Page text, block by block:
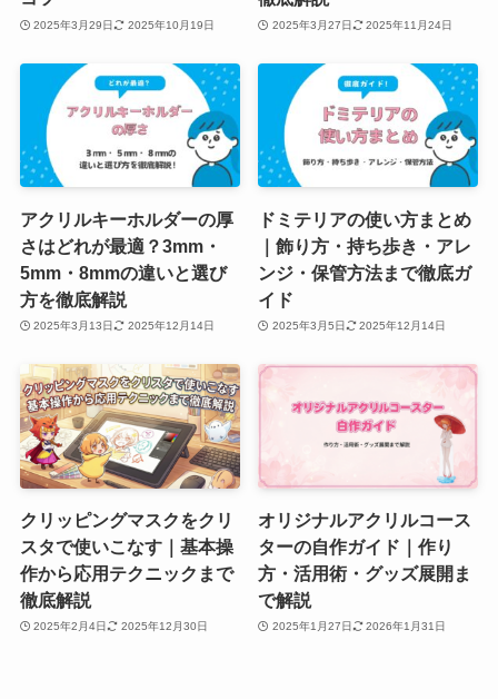
2025年3月29日 2025年10月19日 2025年3月27日 2025年11月24日
アクリルキーホルダーの厚
さはどれが最適？3mm・
5mm・8mmの違いと選び
方を徹底解説
2025年3月13日 2025年12月14日
ドミテリアの使い方まとめ
｜飾り方・持ち歩き・アレ
ンジ・保管方法まで徹底ガ
イド
2025年3月5日 2025年12月14日
クリッピングマスクをクリ
スタで使いこなす｜基本操
作から応用テクニックまで
徹底解説
2025年2月4日 2025年12月30日
オリジナルアクリルコース
ターの自作ガイド｜作り
方・活用術・グッズ展開ま
で解説
2025年1月27日 2026年1月31日